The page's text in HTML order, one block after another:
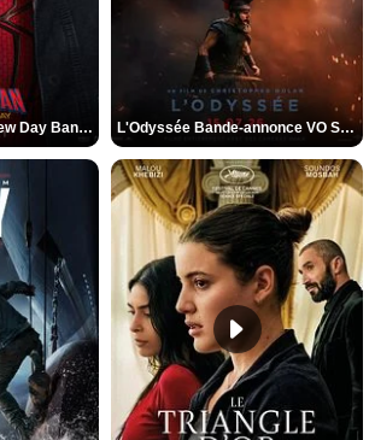
Spider-Man: Brand New Day Bande-annonce VO STFR L'Odyssée Bande-annonce VO STFR